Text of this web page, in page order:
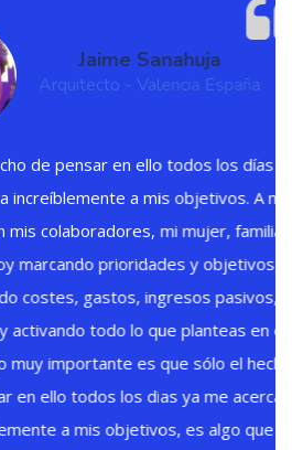
Jaime Sanahuja
- Valencia España
en ello todos los días ya
a mis objetivos. A mi
mi mujer, familia,
prioridades y objetivos,
gastos, ingresos pasivos,
todo lo que planteas en el
es que sólo el hecho
todos los dias ya me acerca
a mis objetivos, es algo que